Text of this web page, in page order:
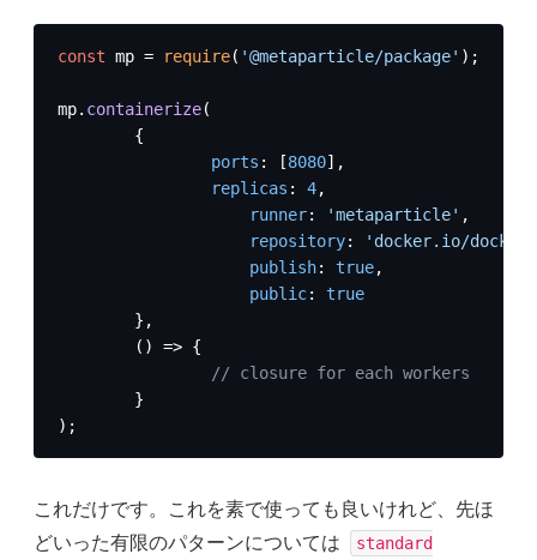
const mp = require( '@metaparticle/package' );
mp. containerize(
ports : [8080],
replicas : 4,
runner: 'metaparticle' ,
repository:
'docker.io/
publish: true,
public: true
() => {
// closure for each workers
);
これだけです。これを素で使っても良いけれど、先ほ
どいった有限のパターンについては
standard